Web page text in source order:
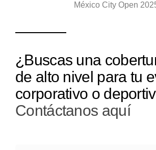
México City Open
¿Buscas una
de alto nivel para tu
corporativo o
Contáctanos aquí